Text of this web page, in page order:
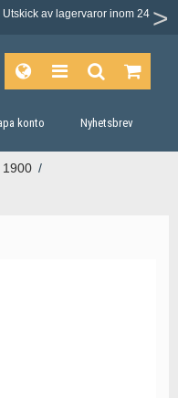
Utskick av lagervaror inom 24
konto Nyhetsbrev
1900 /